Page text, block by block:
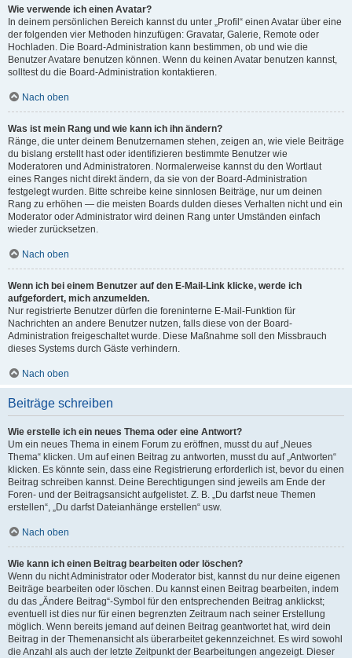
Wie verwende ich einen Avatar?
In deinem persönlichen Bereich kannst du unter „Profil“ einen Avatar über eine
der folgenden vier Methoden hinzufügen: Gravatar, Galerie, Remote oder
Hochladen. Die Board-Administration kann bestimmen, ob und wie die
Benutzer Avatare benutzen können. Wenn du keinen Avatar benutzen kannst,
solltest du die Board-Administration kontaktieren.
Nach oben
Was ist mein Rang und wie kann ich ihn ändern?
Ränge, die unter deinem Benutzernamen stehen, zeigen an, wie viele Beiträge
du bislang erstellt hast oder identifizieren bestimmte Benutzer wie
Moderatoren und Administratoren. Normalerweise kannst du den Wortlaut
eines Ranges nicht direkt ändern, da sie von der Board-Administration
festgelegt wurden. Bitte schreibe keine sinnlosen Beiträge, nur um deinen
Rang zu erhöhen — die meisten Boards dulden dieses Verhalten nicht und ein
Moderator oder Administrator wird deinen Rang unter Umständen einfach
wieder zurücksetzen.
Nach oben
Wenn ich bei einem Benutzer auf den E-Mail-Link klicke, werde ich
aufgefordert, mich anzumelden.
Nur registrierte Benutzer dürfen die foreninterne E-Mail-Funktion für
Nachrichten an andere Benutzer nutzen, falls diese von der Board-
Administration freigeschaltet wurde. Diese Maßnahme soll den Missbrauch
dieses Systems durch Gäste verhindern.
Nach oben
Beiträge schreiben
Wie erstelle ich ein neues Thema oder eine Antwort?
Um ein neues Thema in einem Forum zu eröffnen, musst du auf „Neues
Thema“ klicken. Um auf einen Beitrag zu antworten, musst du auf „Antworten“
klicken. Es könnte sein, dass eine Registrierung erforderlich ist, bevor du einen
Beitrag schreiben kannst. Deine Berechtigungen sind jeweils am Ende der
Foren- und der Beitragsansicht aufgelistet. Z. B. „Du darfst neue Themen
erstellen“, „Du darfst Dateianhänge erstellen“ usw.
Nach oben
Wie kann ich einen Beitrag bearbeiten oder löschen?
Wenn du nicht Administrator oder Moderator bist, kannst du nur deine eigenen
Beiträge bearbeiten oder löschen. Du kannst einen Beitrag bearbeiten, indem
du das „Ändere Beitrag“-Symbol für den entsprechenden Beitrag anklickst;
eventuell ist dies nur für einen begrenzten Zeitraum nach seiner Erstellung
möglich. Wenn bereits jemand auf deinen Beitrag geantwortet hat, wird dein
Beitrag in der Themenansicht als überarbeitet gekennzeichnet. Es wird sowohl
die Anzahl als auch der letzte Zeitpunkt der Bearbeitungen angezeigt. Dieser